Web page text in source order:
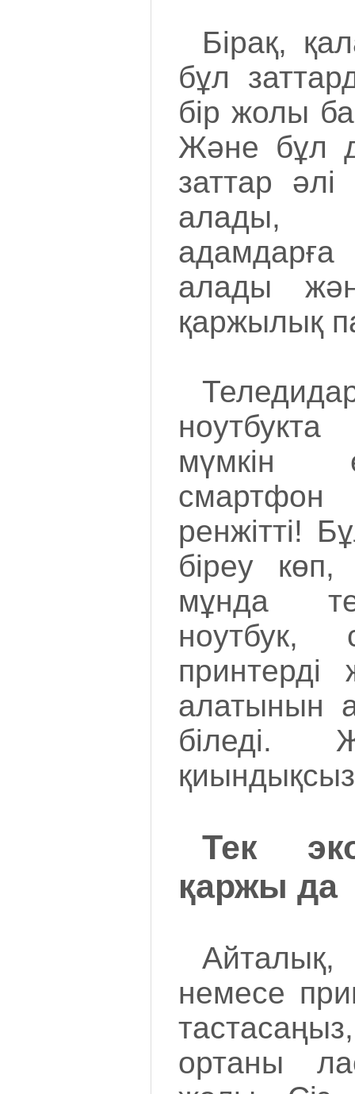
Бірақ,
бұл
бір жолы
Және бұл
заттар
алады,
алады
қаржылық
мүмкін
смартфон
ренжітті!
біреу көп,
мұнда
ноутбук,
алатынын
біледі.
Тек
қаржы да
немесе
ортаны